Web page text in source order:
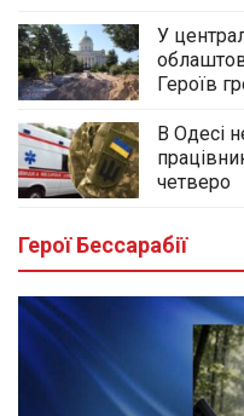
У
Героїв
В Одесі
четверо
Герої Бессарабії